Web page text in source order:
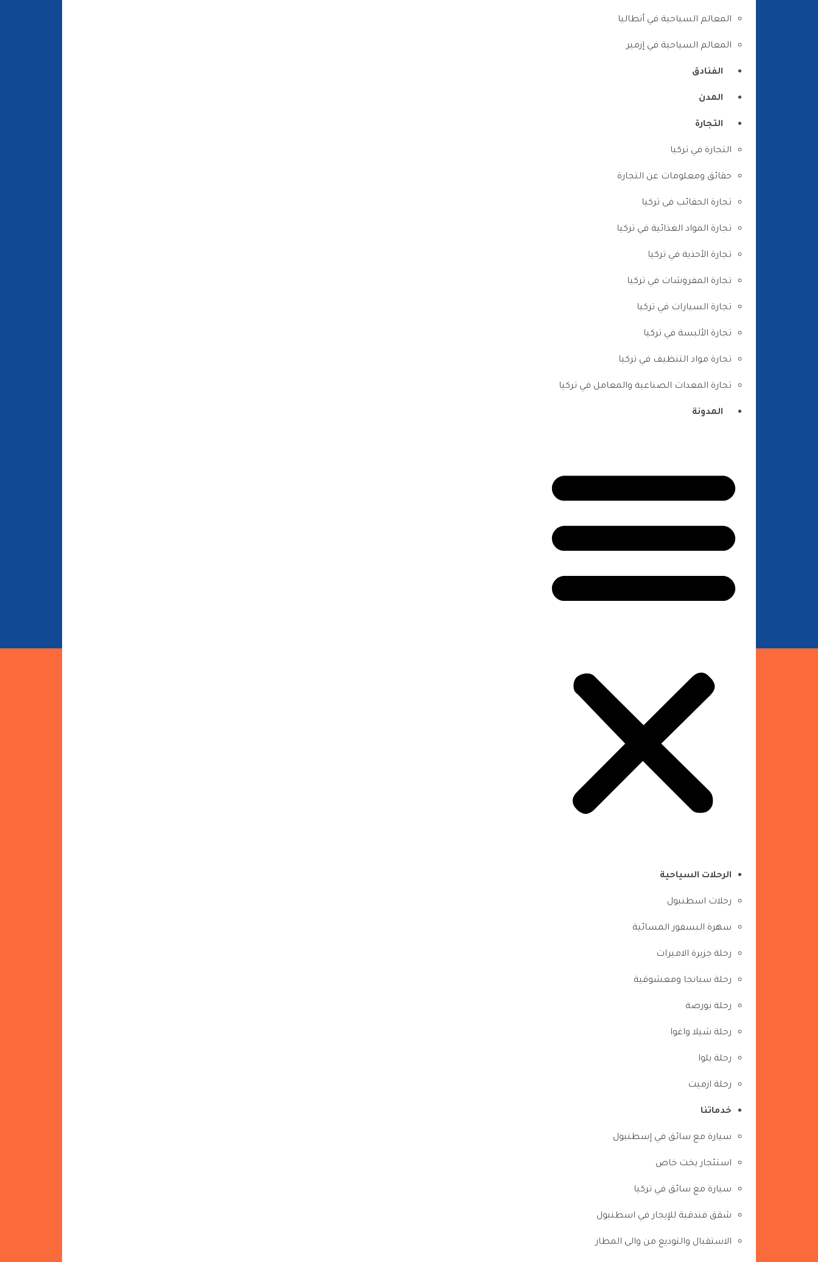
المعالم السياحية في أنطاليا
المعالم السياحية في إزمير
الفنادق
المدن
التجارة
التجارة في تركيا
حقائق ومعلومات عن التجارة
تجارة الحقائب فى تركيا
تجارة المواد الغذائية في تركيا
تجارة الأحذية في تركيا
تجارة المفروشات في تركيا
تجارة السيارات في تركيا
تجارة الألبسة في تركيا
تجارة مواد التنظيف في تركيا
تجارة المعدات الصناعية والمعامل في تركيا
المدونة
الرحلات السياحية
رحلات اسطنبول
سهرة البسفور المسائية
رحلة جزيرة الاميرات
رحلة سبانجا ومعشوقية
رحلة بورصة
رحلة شيلا واغوا
رحلة يلوا
رحلة ازميت
خدماتنا
سيارة مع سائق في إسطنبول
استئجار يخت خاص
سيارة مع سائق في تركيا
شقق فندقية للإيجار في اسطنبول
الاستقبال والتوديع من والى المطار